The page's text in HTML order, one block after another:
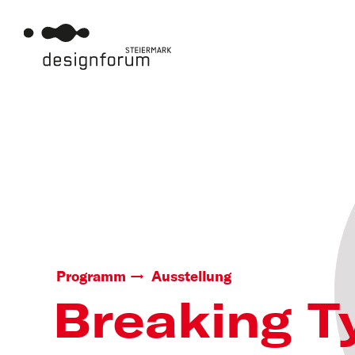
Programm Ausstellung
Breaking